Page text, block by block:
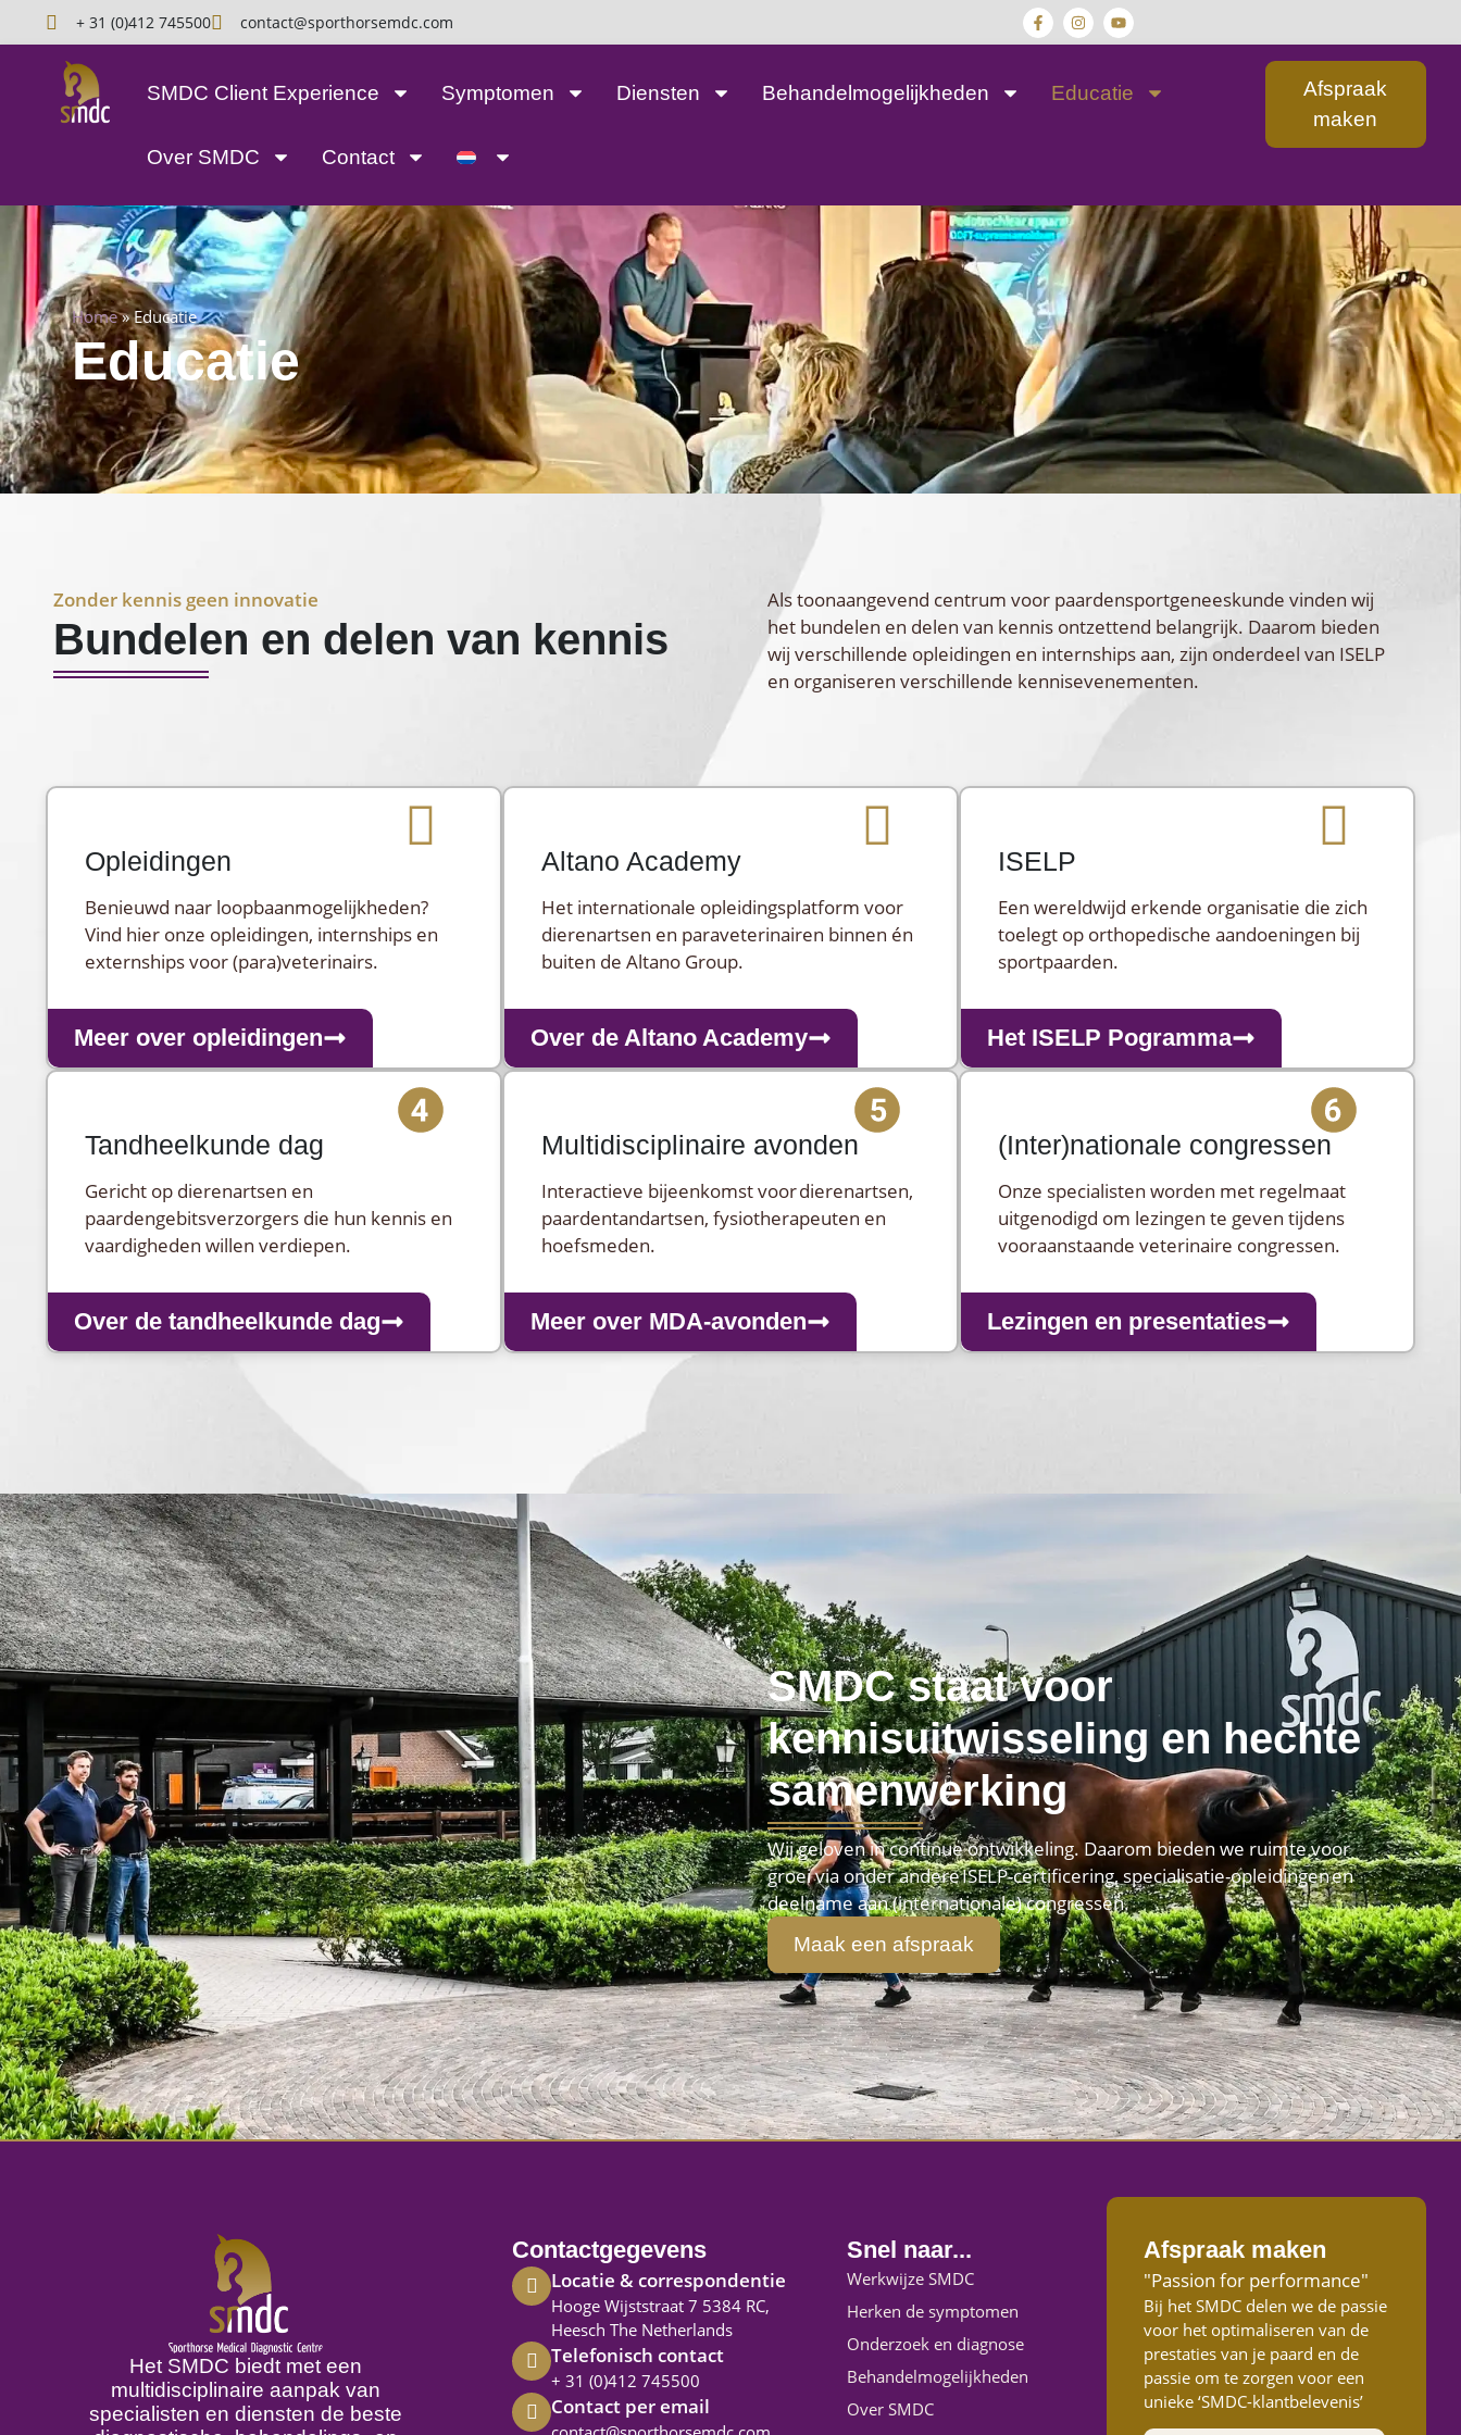
+ 31 (0)412 745500 contact@sporthorsemdc.com
SMDC Client Experience Symptomen Diensten Behandelmogelijkheden Educatie
Over SMDC Contact
Afspraak
maken
Home»Educatie
Educatie
Zonder kennis geen innovatie
Bundelen en delen van kennis
Als toonaangevend centrum voor paardensportgeneeskunde vinden wij
het bundelen en delen van kennis ontzettend belangrijk. Daarom bieden
wij verschillende opleidingen en internships aan, zijn onderdeel van ISELP
en organiseren verschillende kennisevenementen.
Opleidingen
Benieuwd naar loopbaanmogelijkheden?
Vind hier onze opleidingen, internships en
externships voor (para)veterinairs.
Meer over opleidingen
Altano Academy
Het internationale opleidingsplatform voor
dierenartsen en paraveterinairen binnen én
buiten de Altano Group.
Over de Altano Academy
ISELP
Een wereldwijd erkende organisatie die zich
toelegt op orthopedische aandoeningen bij
sportpaarden.
Het ISELP Pogramma
Tandheelkunde dag
Gericht op dierenartsen en
paardengebitsverzorgers die hun kennis en
vaardigheden willen verdiepen.
Over de tandheelkunde dag
Multidisciplinaire avonden
Interactieve bijeenkomst voor dierenartsen,
paardentandartsen, fysiotherapeuten en
hoefsmeden.
Meer over MDA-avonden
(Inter)nationale congressen
Onze specialisten worden met regelmaat
uitgenodigd om lezingen te geven tijdens
vooraanstaande veterinaire congressen.
Lezingen en presentaties
SMDC staat voor
kennisuitwisseling en hechte
samenwerking
Wij geloven in continue ontwikkeling. Daarom bieden we ruimte voor
groei via onder andere ISELP-certificering, specialisatie-opleidingen en
deelname aan (internationale) congressen.
Maak een afspraak
Het SMDC biedt met een
multidisciplinaire aanpak van
specialisten en diensten de beste
Contactgegevens
Locatie & correspondentie
Hooge Wijststraat 7 5384 RC,
Heesch The Netherlands
Telefonisch contact
+ 31 (0)412 745500
Contact per email
Snel naar...
Werkwijze SMDC
Herken de symptomen
Onderzoek en diagnose
Behandelmogelijkheden
Over SMDC
Afspraak maken
"Passion for performance"
Bij het SMDC delen we de passie
voor het optimaliseren van de
prestaties van je paard en de
passie om te zorgen voor een
unieke ‘SMDC-klantbelevenis’